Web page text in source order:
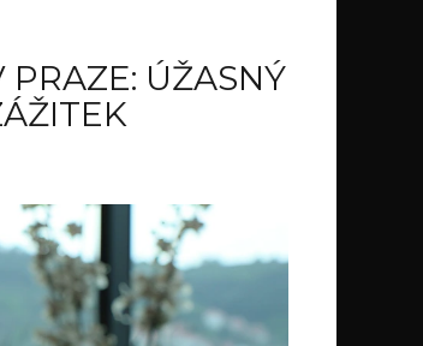
ÚŽASNÝ